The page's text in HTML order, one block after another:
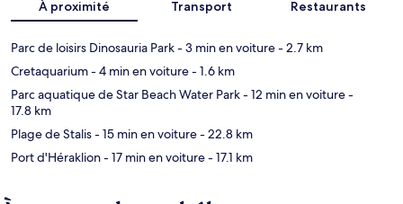
À proximité Transport Restaurants
Parc de loisirs Dinosauria Park- 3 min en voiture- 2.7 km
Cretaquarium- 4 min en voiture- 1.6 km
Parc aquatique de Star Beach Water Park- 12 min en voiture-
17.8 km
Plage de Stalis- 15 min en voiture- 22.8 km
Port d'Héraklion- 17 min en voiture- 17.1 km